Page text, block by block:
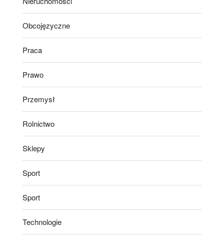
Obcojęzyczne
Praca
Prawo
Przemysł
Rolnictwo
Sklepy
Sport
Sport
Technologie